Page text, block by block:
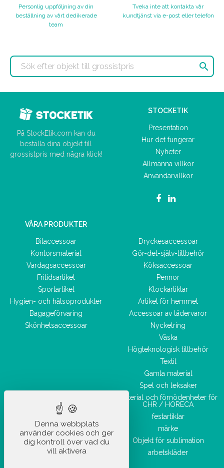
Personlig uppföljning av din
beställning av vårt dedikerade
team
Tveka inte att kontakta vår
kundtjänst via e-post eller telefon

På StockEtik.com kan du
beställa dina objekt till
grossistpris med några klick!
STOCKETIK
Presentation
Hur det fungerar
Nyheter
Allmänna villkor
Användarvillkor
VÅRA PRODUKTER
Bilaccessoar
Kontorsmaterial
Vardagsaccessoar
Fritidsartikel
Sportartikel
Hygien- och hälsoprodukter
Bagageförvaring
Skönhetsaccessoar
Dryckesaccessoar
Gör-det-själv-tillbehör
Köksaccessoar
Pennor
Klockartiklar
Artikel för hemmet
Accessoar av lädervaror
Nyckelring
Väska
Högteknologisk tillbehör
Textil
Gamla material
Spel och leksaker
Material och förnödenheter för
CHR / HORECA
festartiklar
märke
Objekt för sublimation
arbetskläder
Denna webbplats
använder cookies och ger
dig kontroll över vad du
vill aktivera